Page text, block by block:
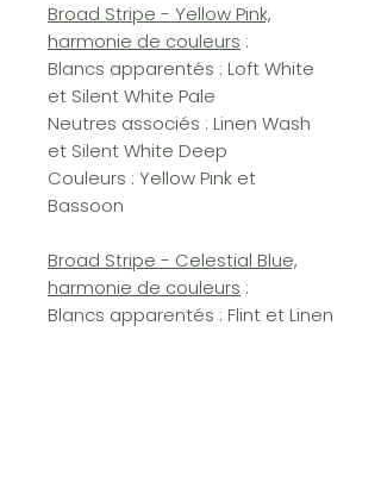
Broad Stripe - Yellow Pink,
harmonie de couleurs :
Blancs apparentés : Loft White
et Silent White Pale
Neutres associés : Linen Wash
et Silent White Deep
Couleurs : Yellow Pink et
Bassoon
Broad Stripe - Celestial Blue,
harmonie de couleurs :
Blancs apparentés : Flint et Linen